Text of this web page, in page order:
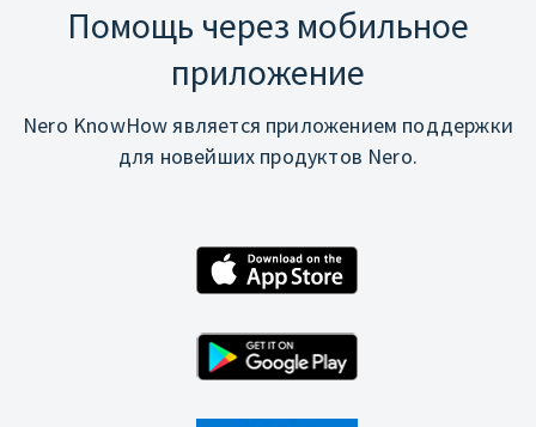
Помощь через мобильное
приложение
Nero KnowHow является приложением поддержки
для новейших продуктов Nero.